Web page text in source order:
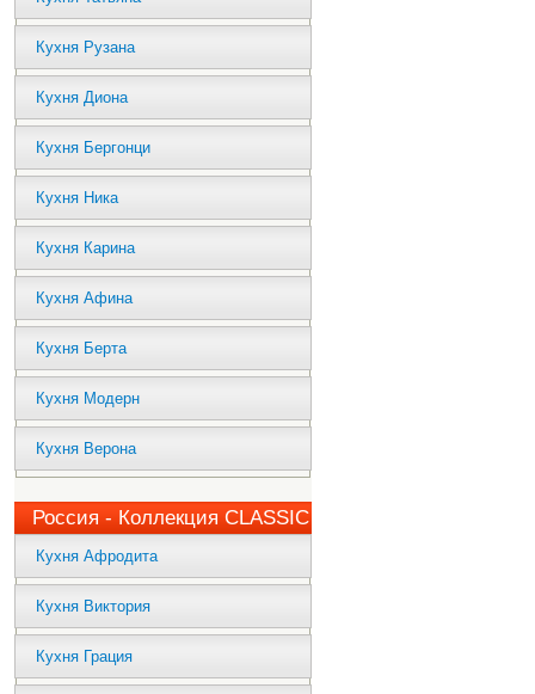
Кухня Рузана
Кухня Диона
Кухня Бергонци
Кухня Ника
Кухня Карина
Кухня Афина
Кухня Берта
Кухня Модерн
Кухня Верона
Россия - Коллекция CLASSIC
Кухня Афродита
Кухня Виктория
Кухня Грация